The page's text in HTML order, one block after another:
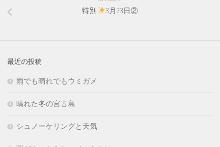
特別 3月23日②
最近の投稿
雨でも晴れでもウミガメ
晴れた冬の宮古島
シュノーケリングと天気